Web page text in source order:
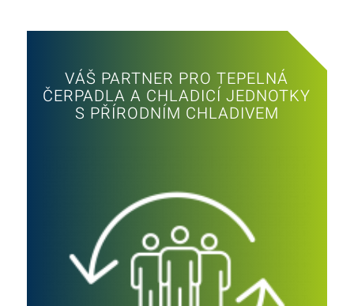
VÁŠ PARTNER PRO TEPELNÁ
ČERPADLA A CHLADICÍ JEDNOTKY
S PŘÍRODNÍM CHLADIVEM